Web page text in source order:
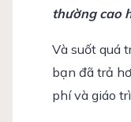
thường cao
Và suốt quá
bạn đã trả
phí và giáo